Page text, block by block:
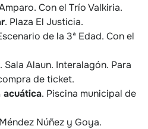
Con el Trío Valkiria.
. Plaza El Justicia.
de la 3ª Edad. Con el
. Sala Alaun. Interalagón. Para
de ticket.
acuática. Piscina municipal de
Núñez y Goya.